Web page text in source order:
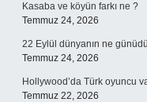
Kasaba ve köyün farkı ne ?
Temmuz 24, 2026
22 Eylül dünyanın ne
Temmuz 24, 2026
Hollywood’da Türk oyuncu
Temmuz 22, 2026